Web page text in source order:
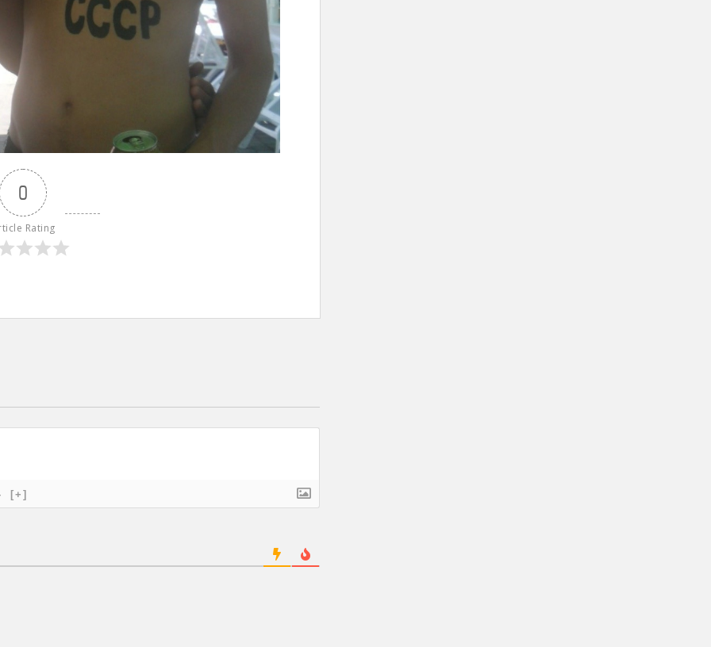
0
Rating
[+]